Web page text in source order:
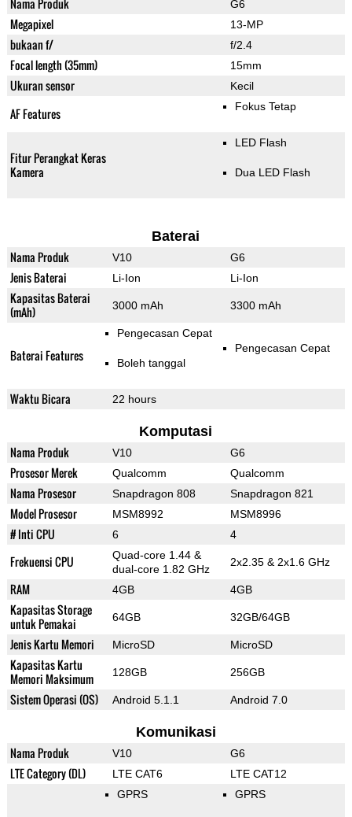
Nama Produk G6
Megapixel 13-MP
bukaan f/ f/2.4
Focal length (35mm) 15mm
Ukuran sensor Kecil
AF Features Fokus Tetap
Fitur Perangkat Keras
Kamera
LED Flash
Dua LED Flash
Baterai
Nama Produk V10 G6
Jenis Baterai Li-Ion Li-Ion
Kapasitas Baterai
(mAh)
3000 mAh 3300 mAh
Baterai Features
Pengecasan Cepat
Boleh tanggal
Pengecasan Cepat
Waktu Bicara 22 hours
Komputasi
Nama Produk V10 G6
Prosesor Merek Qualcomm Qualcomm
Nama Prosesor Snapdragon 808 Snapdragon 821
Model Prosesor MSM8992 MSM8996
# Inti CPU 6 4
Frekuensi CPU
Quad-core 1.44 &
dual-core 1.82 GHz
2x2.35 & 2x1.6 GHz
RAM 4GB 4GB
Kapasitas Storage
untuk Pemakai
64GB 32GB/64GB
Jenis Kartu Memori MicroSD MicroSD
Kapasitas Kartu
Memori Maksimum
128GB 256GB
Sistem Operasi (OS) Android 5.1.1 Android 7.0
Komunikasi
Nama Produk V10 G6
LTE Category (DL) LTE CAT6 LTE CAT12
GPRS GPRS